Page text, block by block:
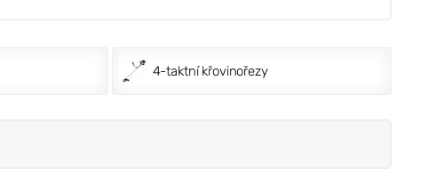
4-taktní křovinořezy